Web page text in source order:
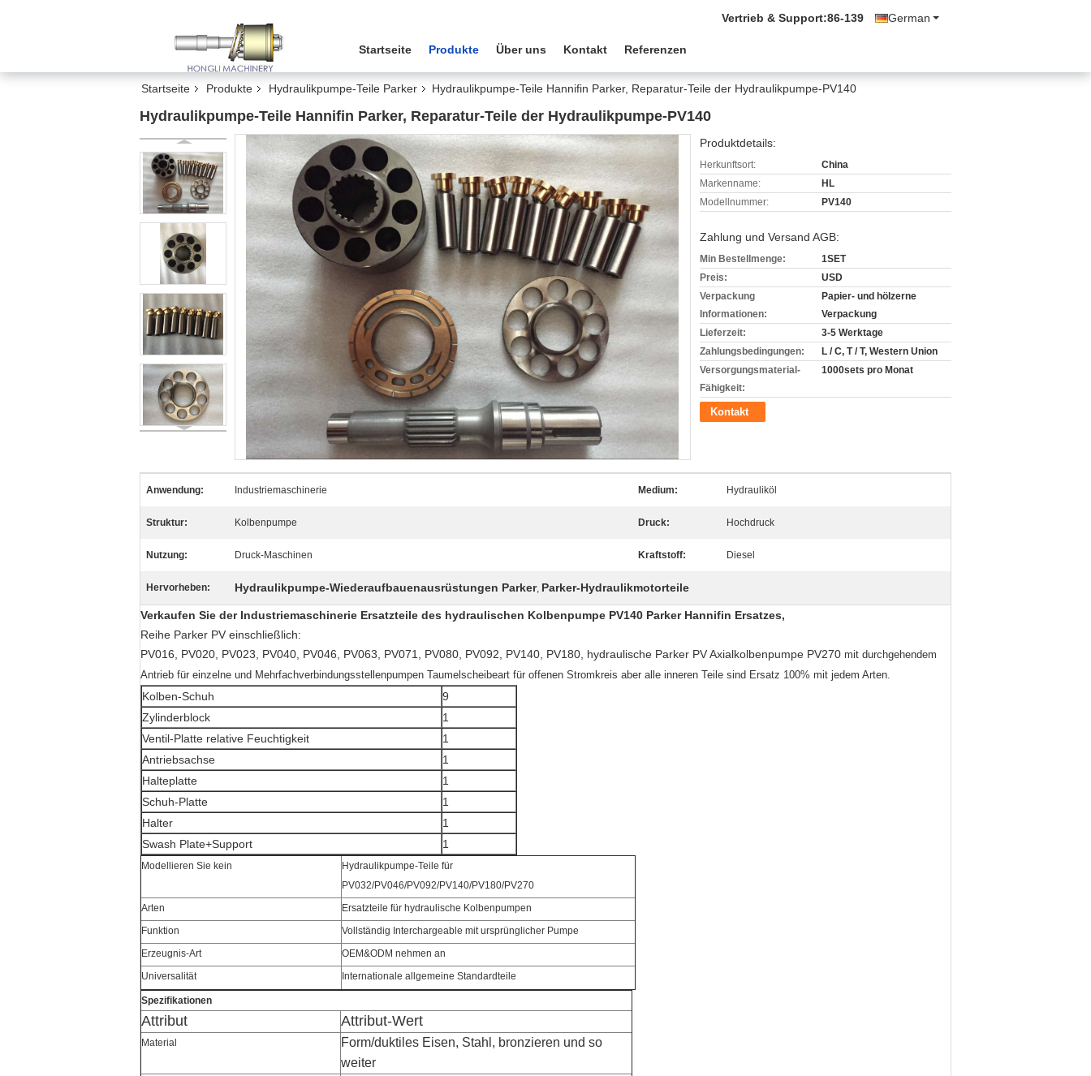
German
Vertrieb & Support:86-139
Startseite Produkte Über uns Kontakt Referenzen
Startseite Produkte Hydraulikpumpe-Teile Parker Hydraulikpumpe-Teile Hannifin Parker, Reparatur-Teile der Hydraulikpumpe-PV140
Hydraulikpumpe-Teile Hannifin Parker, Reparatur-Teile der Hydraulikpumpe-PV140
Produktdetails:
Herkunftsort:
China
Markenname:
HL
Modellnummer:
PV140
Zahlung und Versand AGB:
Min Bestellmenge:
1SET
Preis:
USD
Verpackung
Informationen:
Papier- und hölzerne
Verpackung
Lieferzeit:
3-5 Werktage
Zahlungsbedingungen:
L / C, T / T, Western Union
Versorgungsmaterial-
Fähigkeit:
1000sets pro Monat
Kontakt
Anwendung: Industriemaschinerie Medium: Hydrauliköl
Struktur: Kolbenpumpe Druck: Hochdruck
Nutzung: Druck-Maschinen Kraftstoff: Diesel
Hervorheben: Hydraulikpumpe-Wiederaufbauenausrüstungen Parker, Parker-Hydraulikmotorteile
Verkaufen Sie der Industriemaschinerie Ersatzteile des hydraulischen Kolbenpumpe PV140 Parker Hannifin Ersatzes,
Reihe Parker PV einschließlich:
PV016, PV020, PV023, PV040, PV046, PV063, PV071, PV080, PV092, PV140, PV180, hydraulische Parker PV Axialkolbenpumpe PV270 mit durchgehendem
Antrieb für einzelne und Mehrfachverbindungsstellenpumpen Taumelscheibeart für offenen Stromkreis aber alle inneren Teile sind Ersatz 100% mit jedem Arten.
Kolben-Schuh
9
Zylinderblock
1
Ventil-Platte relative Feuchtigkeit
1
Antriebsachse
1
Halteplatte
1
Schuh-Platte
1
Halter
1
Swash Plate+Support
1
Modellieren Sie kein
Hydraulikpumpe-Teile für
PV032/PV046/PV092/PV140/PV180/PV270
Arten
Ersatzteile für hydraulische Kolbenpumpen
Funktion
Vollständig Interchargeable mit ursprünglicher Pumpe
Erzeugnis-Art
OEM&ODM nehmen an
Universalität
Internationale allgemeine Standardteile
Spezifikationen
Attribut Attribut-Wert
Material
Form/duktiles Eisen, Stahl, bronzieren und so
weiter